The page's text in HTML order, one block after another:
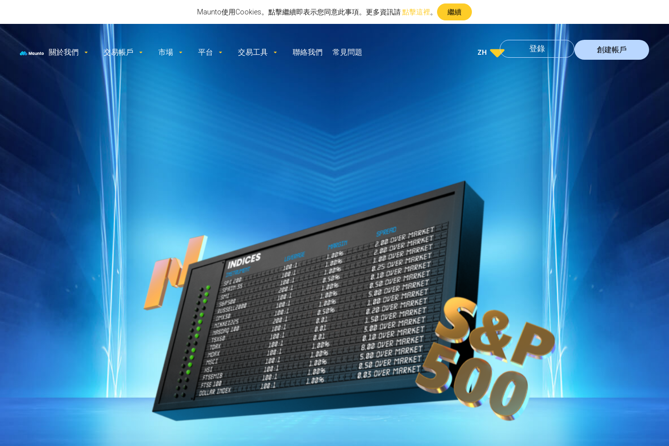
關於我們 交易帳戶 市場 平台 交易工具 聯絡我們 常見問題 ZH 登錄 創建帳戶
Maunto使用Cookies。點擊繼續即表示您同意此事項。更多資訊請點擊這裡。 繼續